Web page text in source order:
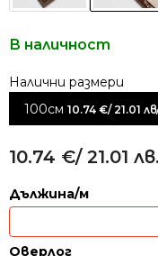
В наличност
100см 10.74€/ 21.01
10.74 €/ 21.01 лв.
Дължина/м
Оверлог
Alternative: